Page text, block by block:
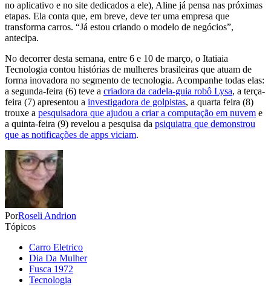
no aplicativo e no site dedicados a ele), Aline já pensa nas próximas
etapas. Ela conta que, em breve, deve ter uma empresa que
transforma carros. “Já estou criando o modelo de negócios”,
antecipa.
No decorrer desta semana, entre 6 e 10 de março, o Itatiaia
Tecnologia contou histórias de mulheres brasileiras que atuam de
forma inovadora no segmento de tecnologia. Acompanhe todas elas:
a segunda-feira (6) teve a criadora da cadela-guia robô Lysa, a terça-
feira (7) apresentou a investigadora de golpistas, a quarta feira (8)
trouxe a pesquisadora que ajudou a criar a computação em nuvem e
a quinta-feira (9) revelou a pesquisa da psiquiatra que demonstrou
que as notificações de apps viciam.
PorRoseli Andrion
Tópicos
Carro Eletrico
Dia Da Mulher
Fusca 1972
Tecnologia